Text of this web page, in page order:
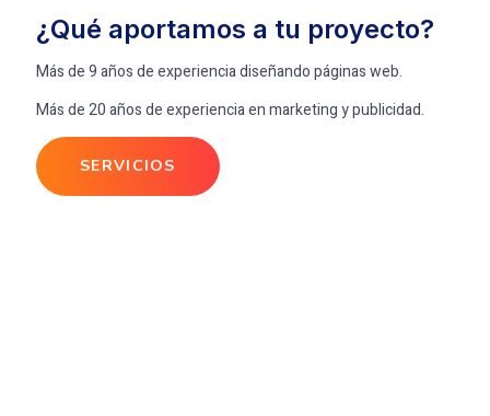
¿Qué aportamos a tu proyecto?
Más de 9 años de experiencia diseñando páginas web.
Más de 20 años de experiencia en marketing y publicidad.
SERVICIOS